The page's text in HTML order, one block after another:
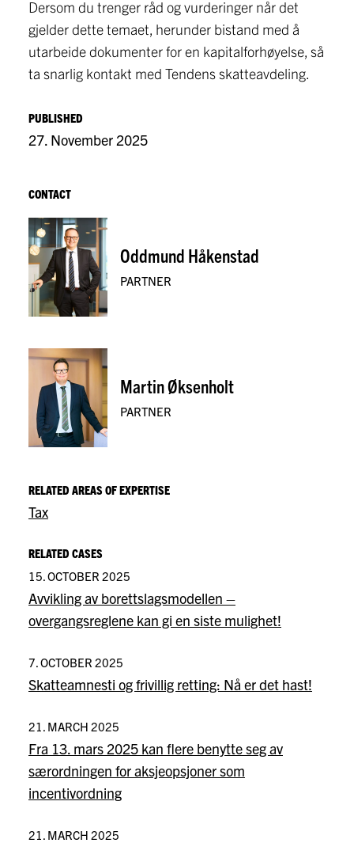
Dersom du trenger råd og vurderinger når det
gjelder dette temaet, herunder bistand med å
utarbeide dokumenter for en kapitalforhøyelse, så
ta snarlig kontakt med Tendens skatteavdeling.
PUBLISHED
27. November 2025
CONTACT
Oddmund Håkenstad
PARTNER
Martin Øksenholt
PARTNER
RELATED AREAS OF EXPERTISE
Tax
RELATED CASES
15. OCTOBER 2025
Avvikling av borettslagsmodellen –
overgangsreglene kan gi en siste mulighet!
7. OCTOBER 2025
Skatteamnesti og frivillig retting: Nå er det hast!
21. MARCH 2025
Fra 13. mars 2025 kan flere benytte seg av
særordningen for aksjeopsjoner som
incentivordning
21. MARCH 2025